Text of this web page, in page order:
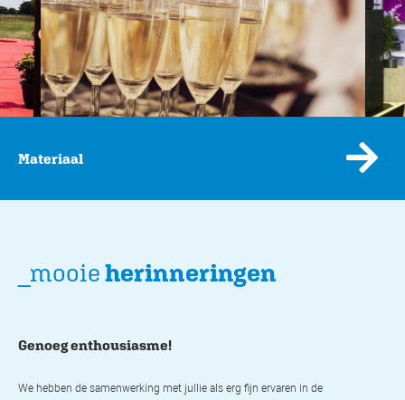
Materiaal
_mooieherinneringen
Genoeg enthousiasme!
We hebben de samenwerking met jullie als erg fijn ervaren in de